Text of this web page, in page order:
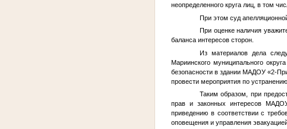
неопределенного круга лиц, в том
При этом суд
При оценке наличия
баланса интересов сторон.
Из материалов дела
Мариинского муниципального
безопасности в здании МАДОУ «2-
провести мероприятия по
Таким образом, при
прав и законных интересов
приведению в соответствии с
оповещения и управления